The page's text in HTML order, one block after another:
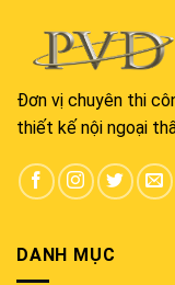
Đơn vị chuyên thi
thiết kế nội ngoại
DANH MỤC